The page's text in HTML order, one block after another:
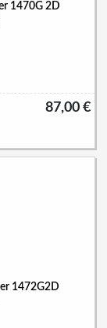
1470G 2D
87,00 €
1472G2D